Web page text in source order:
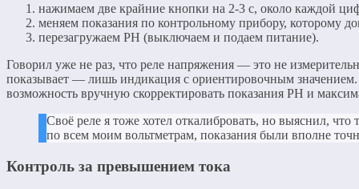
нажимаем две крайние кнопки на 2-3 с, около каждой
меняем показания по контрольному прибору, которому
перезагружаем РН (выключаем и подаем питание).
Говорил уже не раз, что реле напряжения — это не
показывает — лишь индикация с ориентировочным значением.
возможность вручную скорректировать показания РН и
Своё реле я тоже хотел откалибровать, но выяснил,
по всем моим вольтметрам, показания были вполне
Контроль за превышением тока